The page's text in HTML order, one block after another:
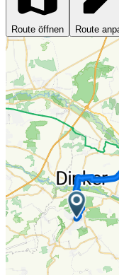
Route öffnen Route